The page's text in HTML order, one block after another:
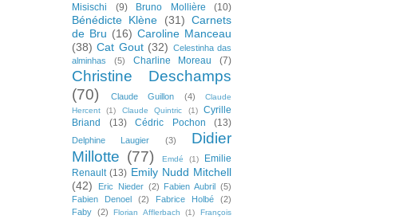
Misischi
(9) Bruno Mollière (10)
Bénédicte Klène (31) Carnets
de Bru (16) Caroline Manceau
(38) Cat Gout (32) Celestinha das
alminhas
(5) Charline Moreau (7)
Christine Deschamps
(70)
Claude Guillon (4)
Claude
Hercent
(1) Claude Quintric (1)
Cyrille
Briand
(13) Cédric Pochon (13)
Delphine Laugier (3)
Didier
Millotte (77) Emdé (1)
Emilie
Renault (13) Emily Nudd Mitchell
(42)
Eric Nieder (2) Fabien Aubril (5)
Fabien Denoel
(2) Fabrice Holbé
(2)
Faby (2) Florian Afflerbach (1)
François